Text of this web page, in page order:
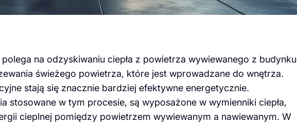
na odzyskiwaniu ciepła z powietrza wywiewanego z budynku
świeżego powietrza, które jest wprowadzane do wnętrza.
stają się znacznie bardziej efektywne energetycznie.
stosowane w tym procesie, są wyposażone w wymienniki ciepła,
cieplnej pomiędzy powietrzem wywiewanym a nawiewanym. W